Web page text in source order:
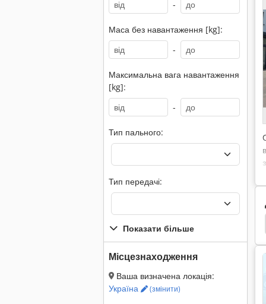
-
Маса без навантаження [kg]:
-
Максимальна вага навантаження
[kg]:
-
Тип пального:
Тип передачі:
Показати більше
Місцезнаходження
Ваша визначена локація:
Україна
(змінити)
Jcb 408 Jcb 360